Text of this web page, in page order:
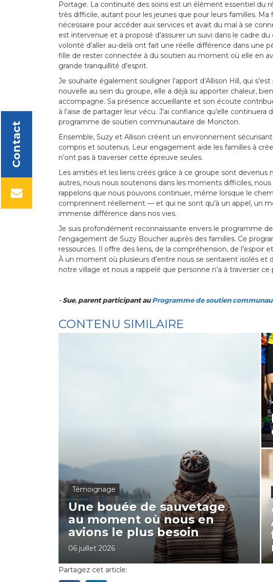
Portage. La continuité des soins est un élément essentiel
très difficile, autant pour les jeunes que pour leurs familles.
nécessaire pour accéder aux services et avait du mal à se
est intervenue et a proposé d’assurer un suivi dans le cadre
volonté d’aller au-delà ont fait une réelle différence dans une
fille de rester connectée à du soutien au moment où elle en
grande tranquillité d’esprit.
Je souhaite également souligner l’apport d’Allison Hill, qui
nouvelle au sein du groupe, elle a déjà su apporter chaleur,
accompagne. Sa présence accueillante et son écoute
à l’aise de partager leur vécu. J’ai confiance qu’elle
programme de soutien communautaire de Moncton.
Ensemble, Suzy et Allison créent un environnement
compris et soutenus. Leur engagement aide les familles à
n’ont pas à traverser cette épreuve seules.
Les amitiés et les liens créés grâce à ce groupe sont
autres, nous nous soutenons dans les moments difficiles,
rappelons que nous pouvons continuer, même lorsque le
comprennent réellement — et qui ne sont qu’à un appel, un
immense différence dans nos vies.
Je suis profondément reconnaissante envers le programme
l’engagement de Suzy Boucher auprès des familles. Ce
ressources. Il offre des liens, de la compréhension, de
À un moment où plusieurs d’entre nous se sentaient isolés
notre village et nous a rappelé que personne n’a à traverser ce
- Sue, parent participant auProgramme de soutien
CONTENU SIMILAIRE
Témoignage
Une bouée de sauvetage
au moment où nous en
avions le plus besoin
06 juillet 2026
Partagez cet article:
Contact